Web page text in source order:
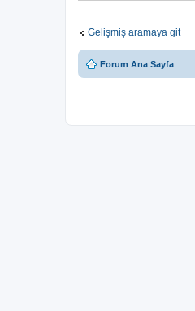
Gelişmiş aramaya git
Forum Ana Sayfa